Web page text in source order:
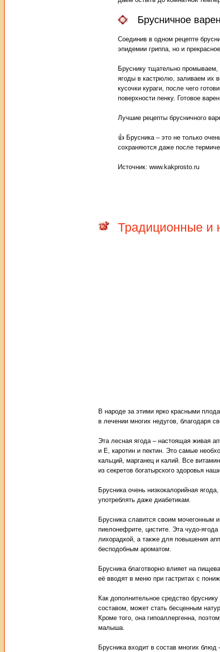
Брусничное
Соединив в одном рецепте
эпидемии гриппа, но и
Бруснику тщательно
ягоды в кастрюлю, заливаем их
кусочки кураги, после чего
поверхности пенку. Готовое
Лучшие рецепты брусничного
👍 Брусника – это не только
сохраняются даже после
Источник: www.kakprosto.ru
Традиционные и
В народе за этими ярко красными
в лечении многих недугов, благодаря
Эта лесная ягода – настоящая живая
и Е, каротин и пектин. Это самые
кальций, марганец и калий. Все
из секретов богатырского здоровья
Брусника очень низкокалорийная
употреблять даже диабетикам.
Брусника славится своим
пиелонефрите, цистите. Эта чудо-
лихорадкой, а также для повышения
бесподобным ароматом.
Брусника благотворно влияет на
её вводят в меню при гастритах с
Как дополнительное средство
составом, может стать бесценным
Кроме того, она гипоаллергенна,
малыша.
Брусника входит в состав многих